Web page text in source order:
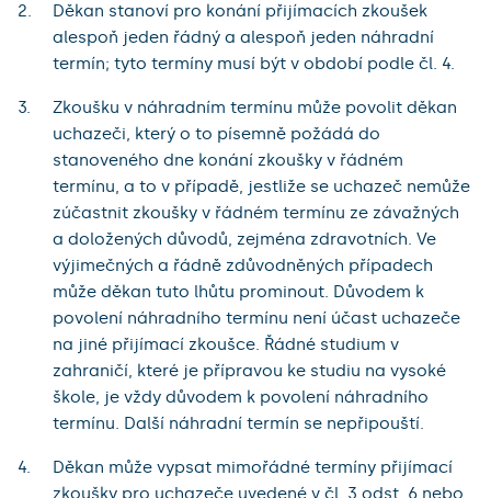
Děkan stanoví pro konání přijímacích zkoušek
alespoň jeden řádný a alespoň jeden náhradní
termín; tyto termíny musí být v období podle čl. 4.
Zkoušku v náhradním termínu může povolit děkan
uchazeči, který o to písemně požádá do
stanoveného dne konání zkoušky v řádném
termínu, a to v případě, jestliže se uchazeč nemůže
zúčastnit zkoušky v řádném termínu ze závažných
a doložených důvodů, zejména zdravotních. Ve
výjimečných a řádně zdůvodněných případech
může děkan tuto lhůtu prominout. Důvodem k
povolení náhradního termínu není účast uchazeče
na jiné přijímací zkoušce. Řádné studium v
zahraničí, které je přípravou ke studiu na vysoké
škole, je vždy důvodem k povolení náhradního
termínu. Další náhradní termín se nepřipouští.
Děkan může vypsat mimořádné termíny přijímací
zkoušky pro uchazeče uvedené v čl. 3 odst. 6 nebo